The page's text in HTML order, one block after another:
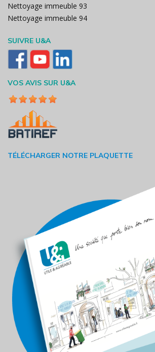
Nettoyage immeuble 93
Nettoyage immeuble 94
SUIVRE U&A
VOS AVIS SUR U&A
TÉLÉCHARGER NOTRE PLAQUETTE